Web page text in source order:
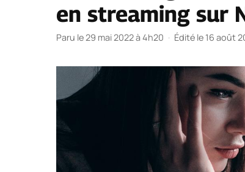
en streaming sur
Paru le 29 mai 2022 à 4h20 · Édité le 16 août